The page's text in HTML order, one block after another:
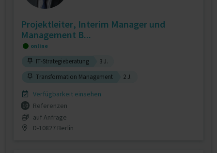
Projektleiter, Interim Manager und
Management B...
online
IT-Strategieberatung
3 J.
Transformation Management
2 J.
Verfügbarkeit einsehen
10
Referenzen
auf Anfrage
D-10827 Berlin